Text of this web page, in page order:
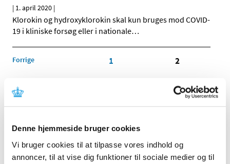
Denne hjemmeside bruger cookies
Vi bruger cookies til at tilpasse vores indhold og
annoncer, til at vise dig funktioner til sociale medier og til
| 1. april 2020 |
Klorokin og hydroxyklorokin skal kun bruges mod COVID-
19 i kliniske forsøg eller i nationale…
Forrige 1 2
Alle (2506)
2026 (84)
2025 (158)
2024 (224)